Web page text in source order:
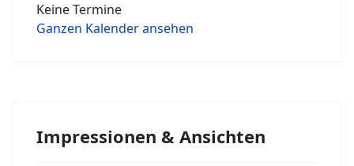
Keine Termine
Ganzen Kalender ansehen
Impressionen & Ansichten